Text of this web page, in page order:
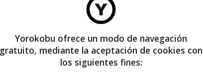
Yorokobu ofrece un modo de navegación
gratuito, mediante la aceptación de cookies con
los siguientes fines: